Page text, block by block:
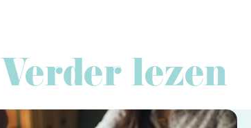
Verder lezen